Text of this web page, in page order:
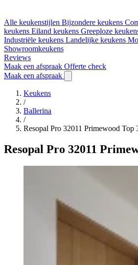
Alle keukenstijlen Bijzondere keukens
keukens Eiland keukens Greeploze
Industriële keukens Landelijke keukens
Showroomkeukens
Reviews
Maak een afspraak Offerte check
Maak een afspraak
Keukens
/
Ballerina
/
Resopal Pro 32011 Primewood Top
Resopal Pro 32011